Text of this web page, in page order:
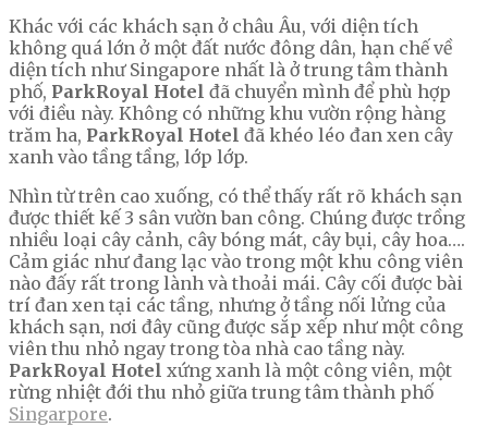
Khác với các khách sạn ở châu Âu, với diện tích
không quá lớn ở một đất nước đông dân, hạn chế về
diện tích như Singapore nhất là ở trung tâm thành
phố, ParkRoyal Hotel đã chuyển mình để phù hợp
với điều này. Không có những khu vườn rộng hàng
trăm ha, ParkRoyal Hotel đã khéo léo đan xen cây
xanh vào tầng tầng, lớp lớp.
Nhìn từ trên cao xuống, có thể thấy rất rõ khách sạn
được thiết kế 3 sân vườn ban công. Chúng được trồng
nhiều loại cây cảnh, cây bóng mát, cây bụi, cây hoa….
Cảm giác như đang lạc vào trong một khu công viên
nào đấy rất trong lành và thoải mái. Cây cối được bài
trí đan xen tại các tầng, nhưng ở tầng nối lửng của
khách sạn, nơi đây cũng được sắp xếp như một công
viên thu nhỏ ngay trong tòa nhà cao tầng này.
ParkRoyal Hotel xứng xanh là một công viên, một
rừng nhiệt đới thu nhỏ giữa trung tâm thành phố
Singarpore.